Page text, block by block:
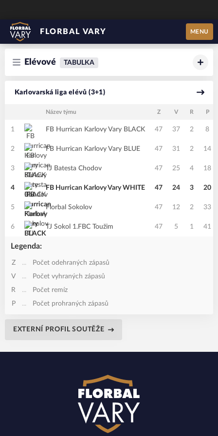
FLORBAL VARY MENU
Elévové TABULKA
Karlovarská liga elévů (3+1)
Název týmu Z V R P
1 FB Hurrican Karlovy Vary BLACK 47 37 2 8
2 FB Hurrican Karlovy Vary BLUE 47 31 2 14
3 TJ Batesta Chodov 47 25 4 18
4 FB Hurrican Karlovy Vary WHITE 47 24 3 20
5 Florbal Sokolov 47 12 2 33
6 TJ Sokol 1.FBC Toužim 47 5 1 41
Legenda:
Z ...
Počet odehraných zápasů
V
...
Počet vyhraných zápasů
R
...
Počet remíz
P
... Počet prohraných zápasů
EXTERNÍ PROFIL SOUTĚŽE